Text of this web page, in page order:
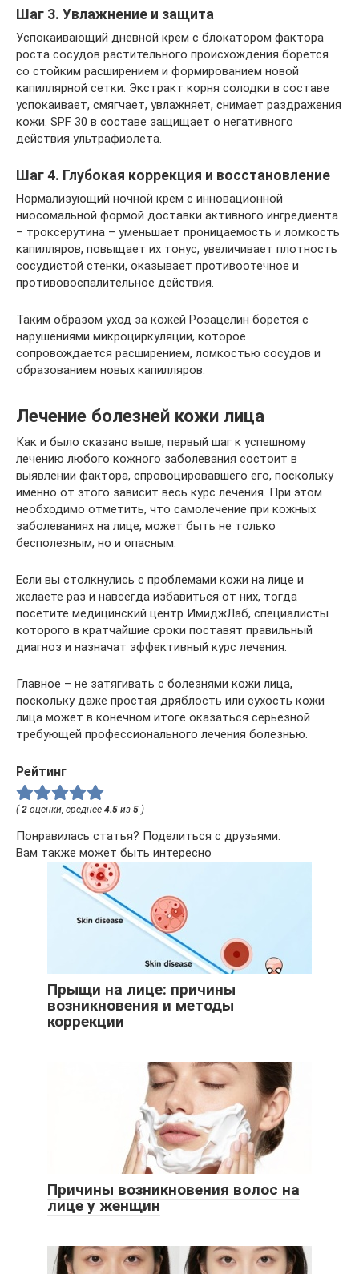
Шаг 3. Увлажнение и защита
Успокаивающий дневной крем с блокатором фактора
роста сосудов растительного происхождения борется
со стойким расширением и формированием новой
капиллярной сетки. Экстракт корня солодки в составе
успокаивает, смягчает, увлажняет, снимает раздражения
кожи. SPF 30 в составе защищает о негативного
действия ультрафиолета.
Шаг 4. Глубокая коррекция и восстановление
Нормализующий ночной крем с инновационной
ниосомальной формой доставки активного ингредиента
– троксерутина – уменьшает проницаемость и ломкость
капилляров, повыщает их тонус, увеличивает плотность
сосудистой стенки, оказывает противоотечное и
противовоспалительное действия.
Таким образом уход за кожей Розацелин борется с
нарушениями микроциркуляции, которое
сопровождается расширением, ломкостью сосудов и
образованием новых капилляров.
Лечение болезней кожи лица
Как и было сказано выше, первый шаг к успешному
лечению любого кожного заболевания состоит в
выявлении фактора, спровоцировавшего его, поскольку
именно от этого зависит весь курс лечения. При этом
необходимо отметить, что самолечение при кожных
заболеваниях на лице, может быть не только
бесполезным, но и опасным.
Если вы столкнулись с проблемами кожи на лице и
желаете раз и навсегда избавиться от них, тогда
посетите медицинский центр ИмиджЛаб, специалисты
которого в кратчайшие сроки поставят правильный
диагноз и назначат эффективный курс лечения.
Главное – не затягивать с болезнями кожи лица,
поскольку даже простая дряблость или сухость кожи
лица может в конечном итоге оказаться серьезной
требующей профессионального лечения болезнью.
Рейтинг
(2 оценки, среднее 4.5 из 5 )
Понравилась статья? Поделиться с друзьями:
Вам также может быть интересно
Прыщи на лице: причины
возникновения и методы
коррекции
Причины возникновения волос на
лице у женщин